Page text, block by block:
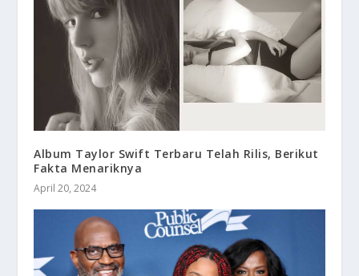
Album Taylor Swift Terbaru Telah Rilis, Berikut
Fakta Menariknya
April 20, 2024